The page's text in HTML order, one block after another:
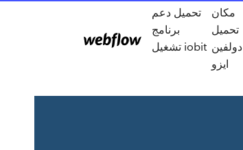
تحميل دعم
برنامج
تشغيل iobit
مكان
تحميل
دولفين
ايزو